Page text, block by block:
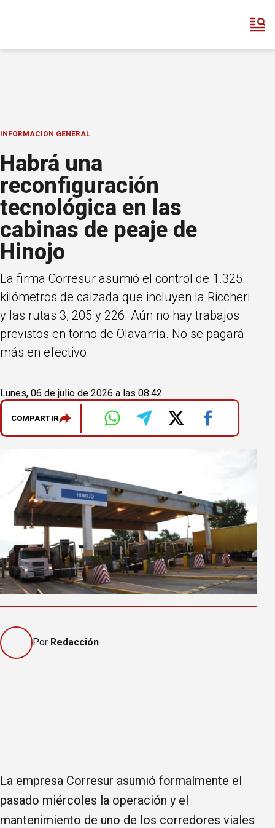
INFORMACION GENERAL
Habrá una
reconfiguración
tecnológica en las
cabinas de peaje de
Hinojo
La firma Corresur asumió el control de 1.325
kilómetros de calzada que incluyen la Riccheri
y las rutas 3, 205 y 226. Aún no hay trabajos
previstos en torno de Olavarría. No se pagará
más en efectivo.
Lunes, 06 de julio de 2026 a las 08:42
COMPARTIR
Por Redacción
La empresa Corresur asumió formalmente el
pasado miércoles la operación y el
mantenimiento de uno de los corredores viales